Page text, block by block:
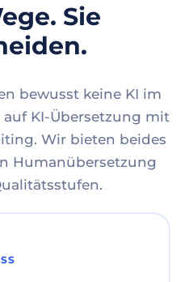
Sie
bewusst keine KI im
auf KI-Übersetzung mit
Wir bieten beides
Humanübersetzung